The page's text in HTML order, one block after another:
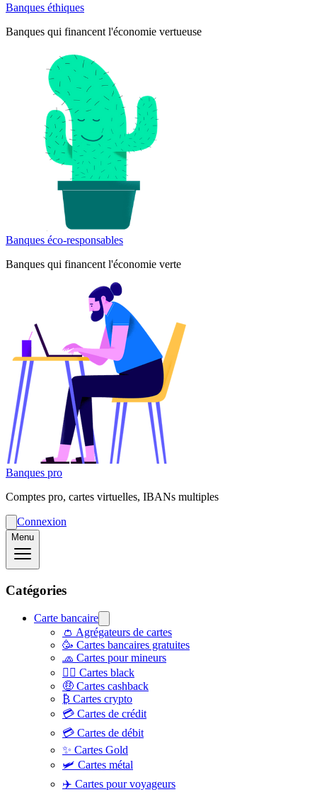
Banques éthiques
Banques qui financent l'économie vertueuse
Banques éco-responsables
Banques qui financent l'économie verte
Banques pro
Comptes pro, cartes virtuelles, IBANs multiples
Connexion
Menu
Catégories
Carte bancaire
👛 Agrégateurs de cartes
🥳 Cartes bancaires gratuites
🧢 Cartes pour mineurs
👨‍✈️ Cartes black
🤑 Cartes cashback
₿ Cartes crypto
💳 Cartes de crédit
💳 Cartes de débit
✨ Cartes Gold
🛩️ Cartes métal
✈️ Cartes pour voyageurs